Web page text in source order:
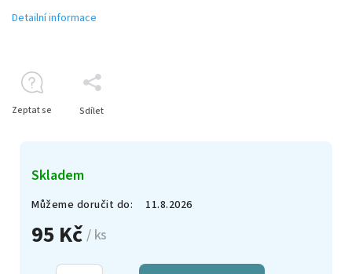
95 Kč/ ks
Skladem
Můžeme doručit do: 11.8.2026
Detailní informace
Zeptat se Sdílet